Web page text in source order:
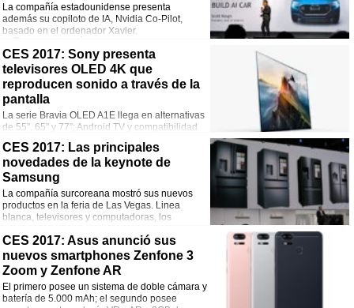
Facebook
Twitter
WhatsApp
Email
La compañía estadounidense presenta
además su copiloto de IA, Nvidia Co-Pilot,
basado en el ordenador Xavier.
¡Comparte esta noticia!
Facebook
CES 2017: Sony presenta
televisores OLED 4K que
reproducen sonido a través de la
pantalla
La serie Bravia OLED A1E llega en alternativas
de 55”, 65” y 77”; Android TV y compatibilidad
Comentarios
¡Comparte esta noticia!
Facebook
Twitter
WhatsApp
Email
CES 2017: Las principales
novedades de la keynote de
Samsung
La compañía surcoreana mostró sus nuevos
productos en la feria de Las Vegas. Linea
blanca, televisores y computadoras, los
Comentarios
¡Comparte esta noticia!
Facebook
Twitter
WhatsApp
Email
CES 2017: Asus anunció sus
nuevos smartphones Zenfone 3
Zoom y Zenfone AR
El primero posee un sistema de doble cámara y
batería de 5.000 mAh; el segundo posee